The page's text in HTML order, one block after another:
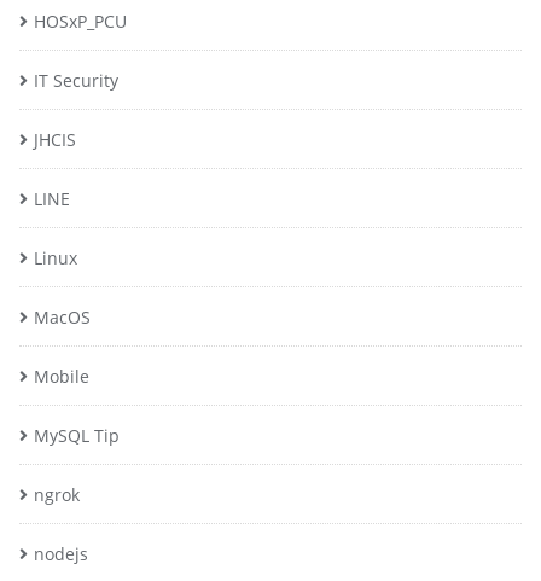
HOSxP_PCU
IT Security
JHCIS
LINE
Linux
MacOS
Mobile
MySQL Tip
ngrok
nodejs